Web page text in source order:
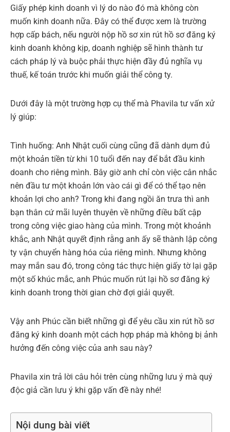
Giấy phép kinh doanh vì lý do nào đó mà không còn
muốn kinh doanh nữa. Đây có thể được xem là trường
hợp cấp bách, nếu người nộp hồ sơ xin rút hồ sơ đăng ký
kinh doanh không kịp, doanh nghiệp sẽ hình thành tư
cách pháp lý và buộc phải thực hiện đầy đủ nghĩa vụ
thuế, kế toán trước khi muốn giải thể công ty.
Dưới đây là một trường hợp cụ thể mà Phavila tư vấn xử
lý giúp:
Tình huống: Anh Nhật cuối cùng cũng đã dành dụm đủ
một khoản tiền từ khi 10 tuổi đến nay để bắt đầu kinh
doanh cho riêng mình. Bây giờ anh chỉ còn việc cân nhắc
nên đầu tư một khoản lớn vào cái gì để có thể tạo nên
khoản lợi cho anh? Trong khi đang ngồi ăn trưa thì anh
bạn thân cứ mãi luyên thuyên về những điều bất cập
trong công việc giao hàng của mình. Trong một khoảnh
khắc, anh Nhật quyết định rằng anh ấy sẽ thành lập công
ty vận chuyển hàng hóa của riêng mình. Nhưng không
may mắn sau đó, trong công tác thực hiện giấy tờ lại gặp
một số khúc mắc, anh Phúc muốn rút lại hồ sơ đăng ký
kinh doanh trong thời gian chờ đợi giải quyết.
Vậy anh Phúc cần biết những gì để yêu cầu xin rút hồ sơ
đăng ký kinh doanh một cách hợp pháp mà không bị ảnh
hưởng đến công việc của anh sau này?
Phavila xin trả lời câu hỏi trên cùng những lưu ý mà quý
độc giả cần lưu ý khi gặp vấn đề này nhé!
Nội dung bài viết